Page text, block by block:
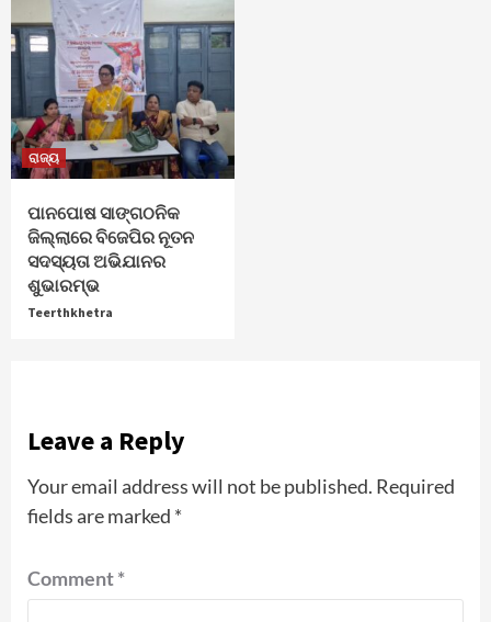
ରାଜ୍ୟ
ପାନପୋଷ ସାଙ୍ଗଠନିକ
ଜିଲ୍ଲାରେ ବିଜେପିର ନୂତନ
ସଦସ୍ୟତା ଅଭିଯାନର
ଶୁଭାରମ୍ଭ
Teerthkhetra
Leave a Reply
Your email address will not be published. Required
fields are marked *
Comment*